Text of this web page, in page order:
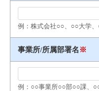
例：株式会社○○、○○大学
事業所/所属部署名※
例：○○事業所○○部○○課、